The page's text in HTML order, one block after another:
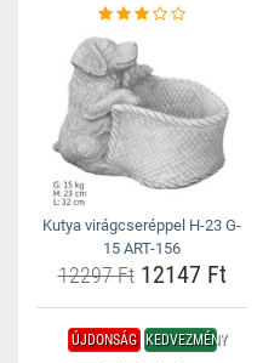
Kutya virágcseréppel H-23 G-
15 ART-156
12297 Ft12147 Ft
ÚJDONSÁG KEDVEZMÉNY